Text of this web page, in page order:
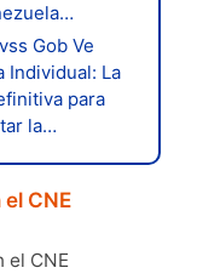
Gob Ve
Individual: La
para
la…
CNE
el CNE